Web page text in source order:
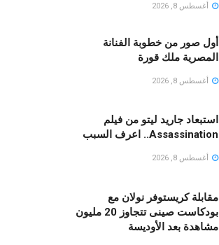
أغسطس 8, 2026
أول صور من خطوبة الفنانة
المصرية ملك قورة
أغسطس 8, 2026
استبعاد جاريد ليتو من فيلم
Assassination.. اعرف السبب
أغسطس 8, 2026
مقابلة كريستوفر نولان مع
بودكاست صينى تتجاوز 20 مليون
مشاهدة بعد الأوديسة